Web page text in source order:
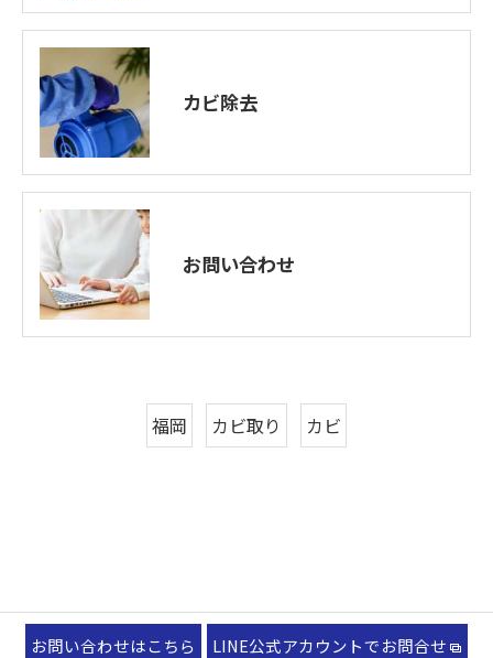
カビ除去
お問い合わせ
福岡 カビ取り カビ
お問い合わせはこちら LINE公式アカウントでお問合せ